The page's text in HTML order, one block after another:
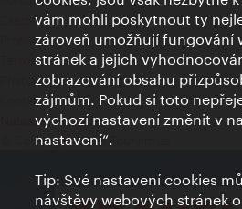
Credits
Prohlášení o ochraně osobních údajů
Terms of Use
Přístupnost
Kontakt pro tisk
Nastavení cookies
© Copyright Wien Tourismus
vám mohli poskytnout ty
zároveň umožňují fungování
stránek a jejich
zobrazování obsahu
zájmům. Pokud si toto
výchozí nastavení změnit v
nastavení“.
Tip: Své nastavení cookies
návštěvy webových stránek